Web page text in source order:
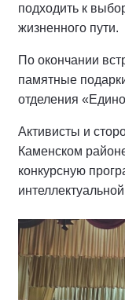
подходить к
жизненного пути.
По окончании
памятные
отделения
Активисты и
Каменском
конкурсную